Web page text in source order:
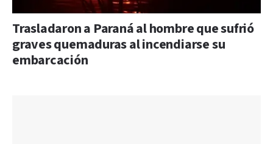
Trasladaron a Paraná al hombre que sufrió
graves quemaduras al incendiarse su
embarcación